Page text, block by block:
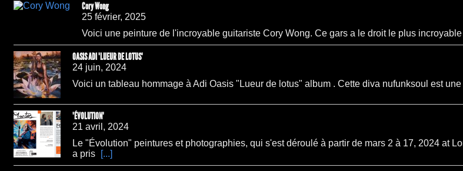
Cory Wong
25 février, 2025
Voici une peinture de l'incroyable guitariste Cory Wong. Ce gars a le droit le plus incroyable
OASIS ADI "LUEUR DE LOTUS"
24 juin, 2024
Voici un tableau hommage à Adi Oasis "Lueur de lotus" album . Cette diva nufunksoul est
"ÉVOLUTION"
21 avril, 2024
Le "Évolution" peintures et photographies, qui s'est déroulé à partir de mars 2 à 17, 2024 at
a pris
[...]